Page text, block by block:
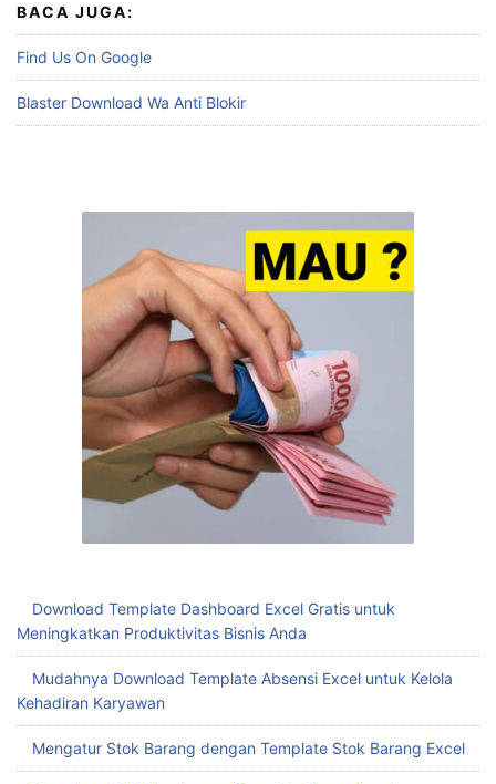
BACA JUGA:
Find Us On Google
Blaster Download Wa Anti Blokir
Download Template Dashboard Excel Gratis untuk
Meningkatkan Produktivitas Bisnis Anda
Mudahnya Download Template Absensi Excel untuk Kelola
Kehadiran Karyawan
Mengatur Stok Barang dengan Template Stok Barang Excel